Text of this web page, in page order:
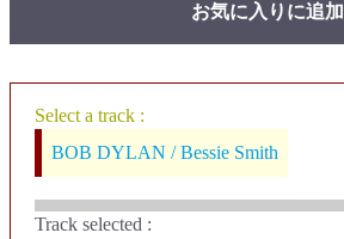
お気に入りに追加
Select a track :
BOB DYLAN / Bessie Smith
Track selected :